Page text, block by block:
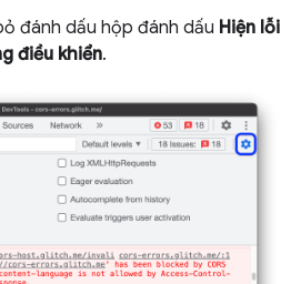
đánh dấu hộp đánh dấu Hiện lỗi
điều khiển.